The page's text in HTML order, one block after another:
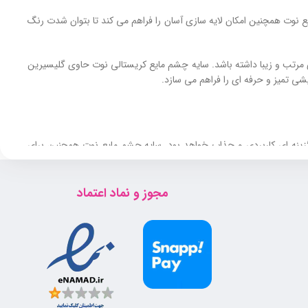
همچنین امکان لایه‌ سازی آسان را فراهم می‌ کند تا بتوان شدت رنگ
و زیبا داشته باشد. سایه چشم مایع کریستالی نوت حاوی گلیسیرین
تمیز و حرفه‌ ای را فراهم می‌ سازد.
ای کاربردی و جذاب خواهد بود. سایه چشم مایع نوت همچنین برای
مجوز و نماد اعتماد